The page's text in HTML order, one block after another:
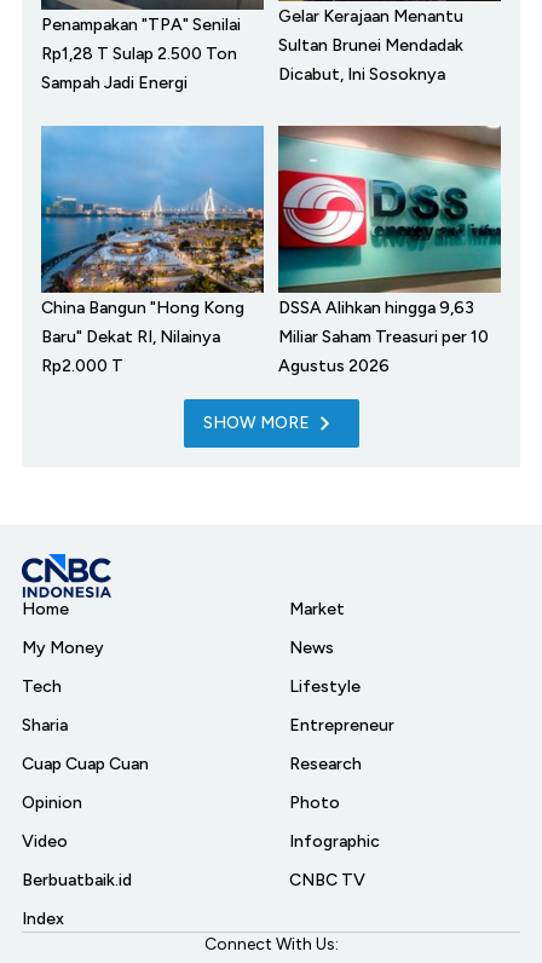
Penampakan "TPA" Senilai
Rp1,28 T Sulap 2.500 Ton
Sampah Jadi Energi
Gelar Kerajaan Menantu
Sultan Brunei Mendadak
Dicabut, Ini Sosoknya
China Bangun "Hong Kong
Baru" Dekat RI, Nilainya
Rp2.000 T
DSSA Alihkan hingga 9,63
Miliar Saham Treasuri per 10
Agustus 2026
SHOW MORE
Home
My Money
Tech
Sharia
Cuap Cuap Cuan
Opinion
Video
Berbuatbaik.id
Index
Market
News
Lifestyle
Entrepreneur
Research
Photo
Infographic
CNBC TV
Connect With Us: